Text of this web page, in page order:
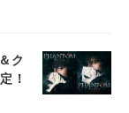
ク
！